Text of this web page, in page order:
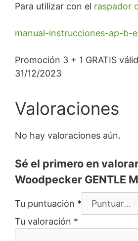
Para utilizar con el raspador
manual-instrucciones-ap-b-
Promoción 3 + 1 GRATIS
31/12/2023
Valoraciones
No hay valoraciones aún.
Sé el primero en
Woodpecker GENTLE
Tu puntuación *
Tu valoración *